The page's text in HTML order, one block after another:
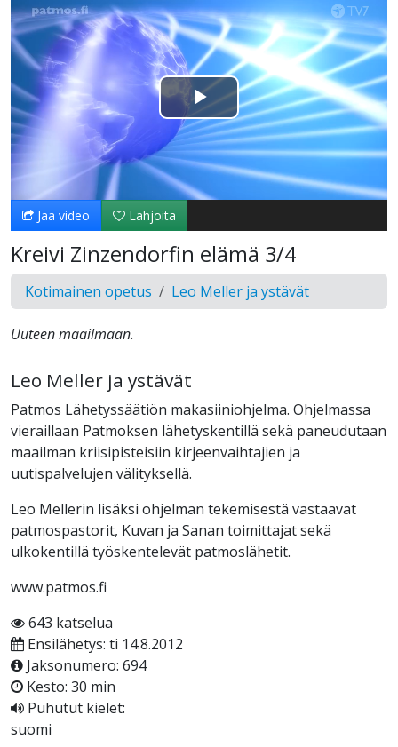
Toista
Video
Jaa video Lahjoita
Kreivi Zinzendorfin elämä 3/4
Kotimainen opetus Leo Meller ja ystävät
Uuteen maailmaan.
Leo Meller ja ystävät
Patmos Lähetyssäätiön makasiiniohjelma. Ohjelmassa
vieraillaan Patmoksen lähetyskentillä sekä paneudutaan
maailman kriisipisteisiin kirjeenvaihtajien ja
uutispalvelujen välityksellä.
Leo Mellerin lisäksi ohjelman tekemisestä vastaavat
patmospastorit, Kuvan ja Sanan toimittajat sekä
ulkokentillä työskentelevät patmoslähetit.
www.patmos.fi
643 katselua
Ensilähetys: ti 14.8.2012
Jaksonumero: 694
Kesto: 30 min
Puhutut kielet:
suomi